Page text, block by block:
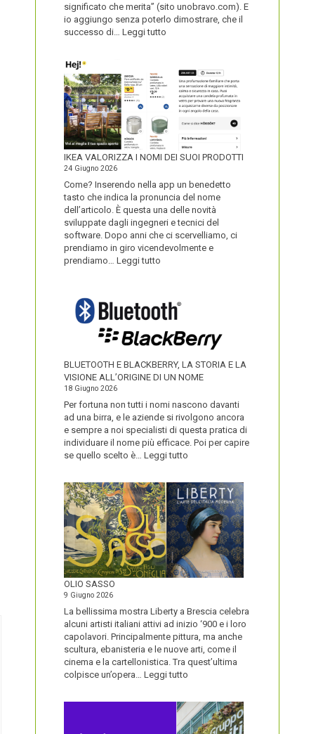
significato che merita” (sito unobravo.com). E
io aggiungo senza poterlo dimostrare, che il
successo di… Leggi tutto
IKEA VALORIZZA I NOMI DEI SUOI PRODOTTI
24 Giugno 2026
Come? Inserendo nella app un benedetto
tasto che indica la pronuncia del nome
dell’articolo. È questa una delle novità
sviluppate dagli ingegneri e tecnici del
software. Dopo anni che ci scervelliamo, ci
prendiamo in giro vicendevolmente e
prendiamo… Leggi tutto
NOMI
DEI
SUOI
PRODOTTI
BLUETOOTH E BLACKBERRY, LA STORIA E LA
VISIONE ALL’ORIGINE DI UN NOME
18 Giugno 2026
Per fortuna non tutti i nomi nascono davanti
ad una birra, e le aziende si rivolgono ancora
e sempre a noi specialisti di questa pratica di
individuare il nome più efficace. Poi per capire
se quello scelto è… Leggi tutto
BLACKBERRY,
LA
STORIA
E
LA
VISIONE
ALL’ORIGINE
DI
NOME
OLIO SASSO
9 Giugno 2026
La bellissima mostra Liberty a Brescia celebra
alcuni artisti italiani attivi ad inizio ‘900 e i loro
capolavori. Principalmente pittura, ma anche
scultura, ebanisteria e le nuove arti, come il
cinema e la cartellonistica. Tra quest’ultima
colpisce un’opera… Leggi tutto